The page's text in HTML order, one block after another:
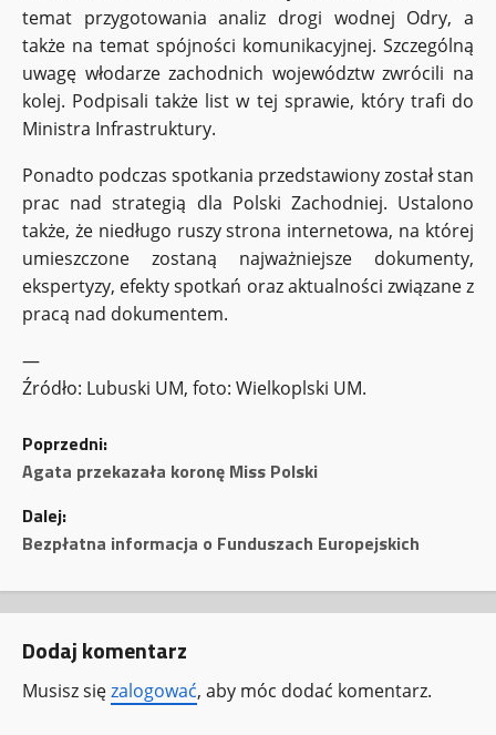
temat przygotowania analiz drogi wodnej Odry, a
także na temat spójności komunikacyjnej. Szczególną
uwagę włodarze zachodnich województw zwrócili na
kolej. Podpisali także list w tej sprawie, który trafi do
Ministra Infrastruktury.
Ponadto podczas spotkania przedstawiony został stan
prac nad strategią dla Polski Zachodniej. Ustalono
także, że niedługo ruszy strona internetowa, na której
umieszczone zostaną najważniejsze dokumenty,
ekspertyzy, efekty spotkań oraz aktualności związane z
pracą nad dokumentem.
—
Źródło: Lubuski UM, foto: Wielkoplski UM.
Z
o
b
c
z
Poprzedni:
Agata przekazała koronę Miss Polski
Dalej:
Bezpłatna informacja o Funduszach Europejskich
Dodaj komentarz
Musisz sięzalogować, aby móc dodać komentarz.